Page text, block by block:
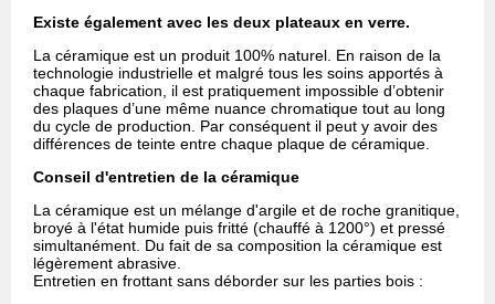
Existe également avec les deux plateaux en verre.
La céramique est un produit 100% naturel. En raison de la
technologie industrielle et malgré tous les soins apportés à
chaque fabrication, il est pratiquement impossible d’obtenir
des plaques d’une même nuance chromatique tout au long
du cycle de production. Par conséquent il peut y avoir des
différences de teinte entre chaque plaque de céramique.
Conseil d'entretien de la céramique
La céramique est un mélange d'argile et de roche granitique,
broyé à l'état humide puis fritté (chauffé à 1200°) et pressé
simultanément. Du fait de sa composition la céramique est
légèrement abrasive.
Entretien en frottant sans déborder sur les parties bois :